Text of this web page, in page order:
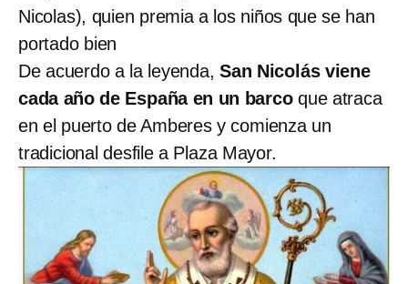
Nicolas), quien premia a los niños que se han
portado bien
De acuerdo a la leyenda, San Nicolás viene
cada año de España en un barco que atraca
en el puerto de Amberes y comienza un
tradicional desfile a Plaza Mayor.